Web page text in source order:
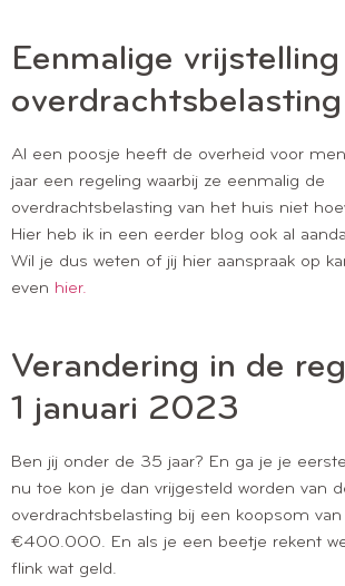
Eenmalige
overdrachtsbelasting
Al een poosje heeft de overheid voor
jaar een regeling waarbij ze eenmalig de
overdrachtsbelasting van het huis niet
Hier heb ik in een eerder blog ook al
Wil je dus weten of jij hier aanspraak op
even hier.
Verandering in de
1 januari 2023
Ben jij onder de 35 jaar? En ga je je
nu toe kon je dan vrijgesteld worden van
overdrachtsbelasting bij een koopsom van
€400.000. En als je een beetje rekent
flink wat geld.